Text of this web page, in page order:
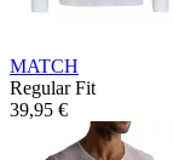
MATCH
Regular Fit
39,95 €